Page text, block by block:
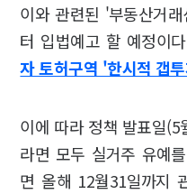
이와 관련된 '부동산거
터 입법예고 할 예정이
자 토허구역 '한시적 갭
이에 따라 정책 발표일
라면 모두 실거주 유예
면 올해 12월31일까지